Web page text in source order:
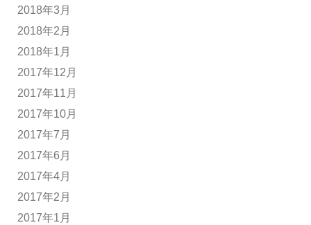
2018年3月
2018年2月
2018年1月
2017年12月
2017年11月
2017年10月
2017年7月
2017年6月
2017年4月
2017年2月
2017年1月